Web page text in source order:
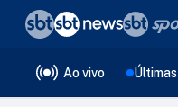
Ao vivo Últimas
❮voltar
Editorias